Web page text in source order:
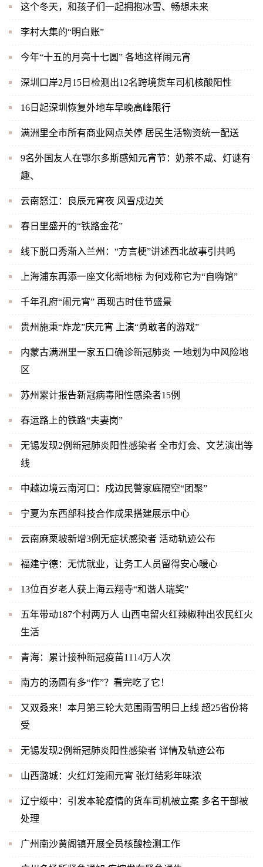
这个冬天，和孩子们一起拥抱冰雪、畅想未来
李村大集的“明白账”
今年“十五的月亮十七圆” 各地这样闹元宵
深圳口岸2月15日检测出12名跨境货车司机核酸阳性
16日起深圳恢复外地车早晚高峰限行
满洲里全市所有商业网点关停 居民生活物资统一配送
9名外国友人在鄂尔多斯感知元宵节：奶茶不咸、灯谜有
趣、
云南怒江：良辰元宵夜 风雪戍边关
春日里盛开的“铁路金花”
线下脱口秀渐入兰州：“方言梗”讲述西北故事引共鸣
上海浦东再添一座文化新地标 为何戏称它为“自嗨馆”
千年孔府“闹元宵” 再现古时佳节盛景
贵州施秉“炸龙”庆元宵 上演“勇敢者的游戏”
内蒙古满洲里一家五口确诊新冠肺炎 一地划为中风险地
区
苏州累计报告新冠病毒阳性感染者15例
春运路上的铁路“夫妻岗”
无锡发现2例新冠肺炎阳性感染者 全市灯会、文艺演出等
线
中越边境云南河口：戍边民警家庭隔空“团聚”
宁夏为东西部科技合作成果搭建展示中心
云南麻栗坡新增3例无症状感染者 活动轨迹公布
福建宁德：无忧就业，让务工人员留得安心暖心
13位百岁老人获上海云翔寺“和谐人瑞奖”
五年带动187个村两万人 山西屯留火红辣椒种出农民红火
生活
青海：累计接种新冠疫苗1114万人次
南方的汤圆有多“作”？看完吃了它！
又双叒来！本月第三轮大范围雨雪明日上线 超25省份将
受
无锡发现2例新冠肺炎阳性感染者 详情及轨迹公布
山西潞城：火红灯笼闹元宵 张灯结彩年味浓
辽宁绥中：引发本轮疫情的货车司机被立案 多名干部被
处理
广州南沙黄阁镇开展全员核酸检测工作